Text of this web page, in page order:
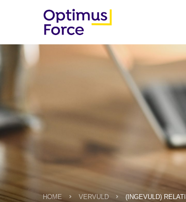
HOME VERVULD (INGEVULD)